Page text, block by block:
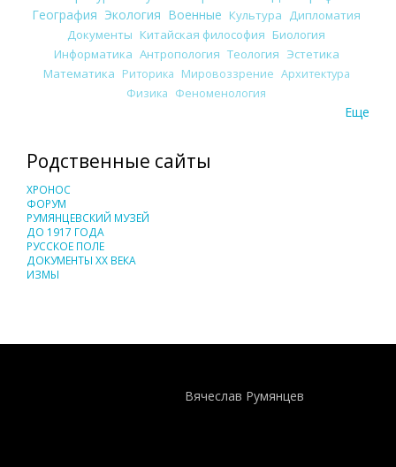
География Экология Военные Культура
Дипломатия
Документы Китайская философия Биология
Информатика Антропология Теология Эстетика
Математика Риторика Мировоззрение Архитектура
Физика Феноменология
Еще
Родственные сайты
ХРОНОС
ФОРУМ
РУМЯНЦЕВСКИЙ МУЗЕЙ
ДО 1917 ГОДА
РУССКОЕ ПОЛЕ
ДОКУМЕНТЫ XX ВЕКА
ИЗМЫ
Вячеслав Румянцев